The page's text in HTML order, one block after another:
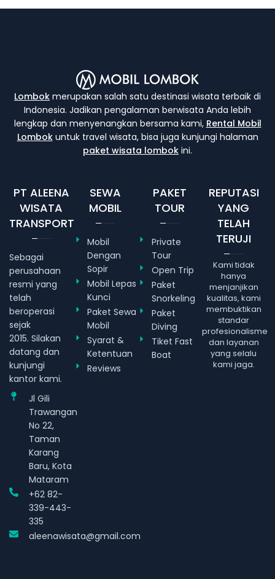
Lombok merupakan salah satu destinasi wisata terbaik di
Indonesia. Jadikan pengalaman berwisata Anda lebih
lengkap dan menyenangkan bersama kami, Rental Mobil
Lombokuntuk travel wisata, bisa juga kunjungi halaman
paket wisata lombok ini.
PT ALEENA
WISATA
TRANSPORT
Sebagai
perusahaan
resmi yang
telah
beroperasi
sejak
2015. Silakan
datang dan
kunjungi
kantor kami.
Jl Gili
Trawangan
No 22,
Taman
Karang
Baru, Kota
Mataram
+62 82-
339-443-
335
aleenawisata@gmail.com
SEWA
MOBIL
Mobil
Dengan
Sopir
Mobil Lepas
Kunci
Paket Sewa
Mobil
Syarat &
Ketentuan
Reviews
PAKET
TOUR
Private
Tour
Open Trip
Paket
Snorkeling
Paket
Diving
Tiket Fast
Boat
REPUTASI
YANG
TELAH
TERUJI
Kami tidak
hanya
menjanjikan
kualitas, kami
membuktikan
standar
profesionalisme
dan layanan
yang selalu
kami jaga.